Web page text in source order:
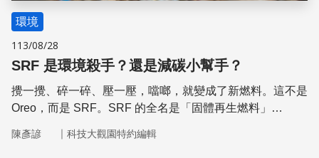
環境
113/08/28
SRF 是環境殺手？還是減碳小幫手？
攪一攪、碎一碎、壓一壓，噹啷，就變成了新燃料。這不是
Oreo，而是 SRF。SRF 的全名是「固體再生燃料」
範，SRF 是「以具適燃性之廢棄物經純化、均質化等設備
陳彥諺 ｜ 科技大觀園特約編輯